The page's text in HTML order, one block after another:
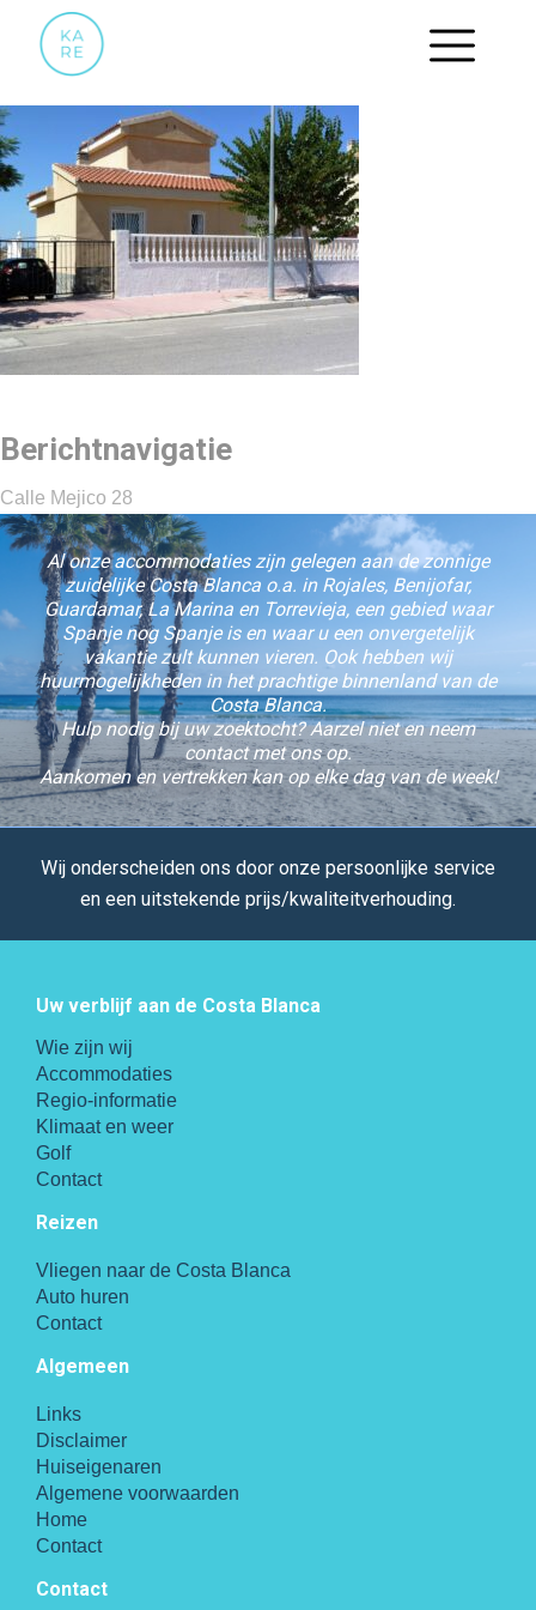
Berichtnavigatie
Calle Mejico 28
Al onze accommodaties zijn gelegen aan de zonnige
zuidelijke Costa Blanca o.a. in Rojales, Benijofar,
Guardamar, La Marina en Torrevieja, een gebied waar
Spanje nog Spanje is en waar u een onvergetelijk
vakantie zult kunnen vieren. Ook hebben wij
huurmogelijkheden in het prachtige binnenland van de
Costa Blanca.
Hulp nodig bij uw zoektocht? Aarzel niet en neem
contact met ons op.
Aankomen en vertrekken kan op elke dag van de week!
Wij onderscheiden ons door onze persoonlijke service
en een uitstekende prijs/kwaliteitverhouding.
Uw verblijf aan de Costa Blanca
Wie zijn wij
Accommodaties
Regio-informatie
Klimaat en weer
Golf
Contact
Reizen
Vliegen naar de Costa Blanca
Auto huren
Contact
Algemeen
Links
Disclaimer
Huiseigenaren
Algemene voorwaarden
Home
Contact
Contact